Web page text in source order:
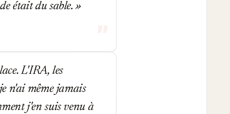
était du sable.
L'IRA, les
n'ai même jamais
j'en suis venu à